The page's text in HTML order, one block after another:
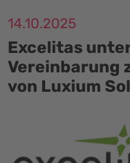
14.10.2025
Excelitas
Vereinbarung
von Luxium